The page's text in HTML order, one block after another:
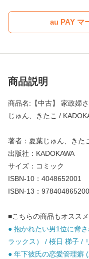
au PAY マ
商品説明
商品名:【中古】 家政婦
じゅん、きたこ /
著者：夏葉じゅん、きた
出版社：KADOKAWA
サイズ：コミック
ISBN-10：4048652001
ISBN-13：
■こちらの商品もオスス
● 抱かれたい男1位に脅
ラックス） / 桜日 梯子 /
● 年下彼氏の恋愛管理癖